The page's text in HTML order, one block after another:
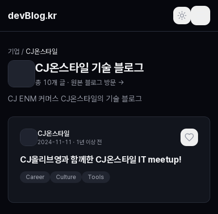
devBlog.kr
포스트
주간 인기글
최근 본 글
프로필 (로그인 필요)
새로운 소식
기업 / CJ온스타일
CJ온스타일 기술 블로그
총 10개 글 · 원본 블로그 방문 →
CJ ENM 커머스 CJ온스타일의 기술 블로그
CJ온스타일
2024-11-11 · 1년 이상 전
CJ올리브영과 함께한 CJ온스타일 IT meetup!
Career Culture Tools